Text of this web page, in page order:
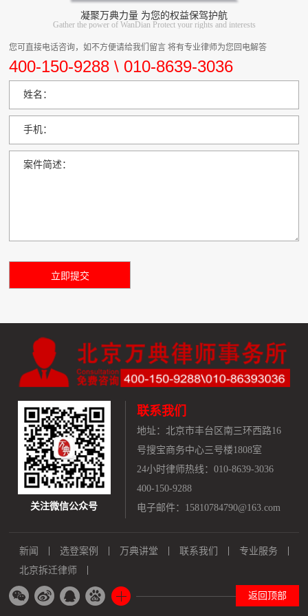
凝聚万典力量 为您的权益保驾护航
Gather the power of WanDian Protect your rights and interests
您可直接电话咨询，如不方便请给我们留言 将有专业律师为您回电解答
400-150-9288 \ 010-8639-3036
姓名：
手机：
案件简述：
关注微信公众号
联系我们
地址： 北京市丰台区南三环西路16
号搜宝商务中心三号楼1808室
24小时律师热线：010-8639-3036
400-150-9288
电子邮件：15810784790@163.com
新闻 选登案例 万典讲堂 联系我们
专业服务
北京拆迁律师
返回顶部